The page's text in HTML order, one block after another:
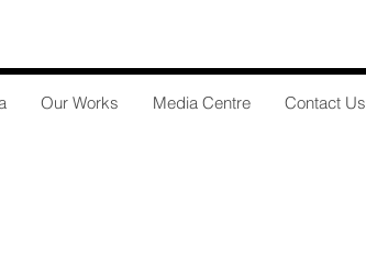
Our Works Media Centre Contact Us